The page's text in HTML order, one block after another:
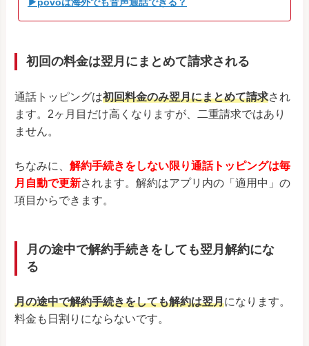
初回の料金は翌月にまとめて請求される
通話トッピングは初回料金のみ翌月にまとめて請求され
ます。2ヶ月目だけ高くなりますが、二重請求ではあり
ません。
ちなみに、 解約手続きをしない限り通話トッピングは毎
月自動で更新されます。解約はアプリ内の「適用中」の
項目からできます。
月の途中で解約手続きをしても翌月解約にな
る
月の途中で解約手続きをしても解約は翌月になります。
料金も日割りにならないです。